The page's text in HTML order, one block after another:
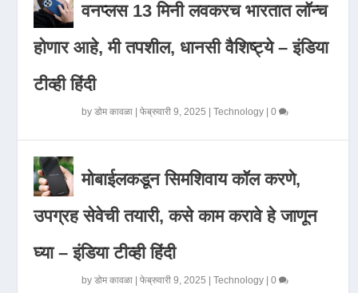
वनप्लस 13 मिनी लवकरच भारतात लॉन्च
होणार आहे, मी तपशील, धानसी वैशिष्ट्ये – इंडिया
टीव्ही हिंदी
byडोम कावळा |फेब्रुवारी 9, 2025 |Technology |0
मोबाईलकडून सिमशिवाय कॉल करणे,
उपग्रह सेवेची तयारी, कसे काम करावे हे जाणून
घ्या – इंडिया टीव्ही हिंदी
byडोम कावळा |फेब्रुवारी 9, 2025 |Technology |0